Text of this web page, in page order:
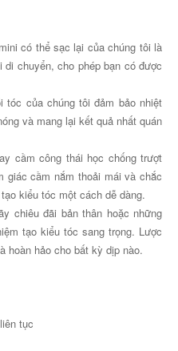
có thể sạc lại của chúng tôi là
chuyển, cho phép bạn có được
tóc của chúng tôi đảm bảo nhiệt
và mang lại kết quả nhất quán
cầm công thái học chống trượt
giác cầm nắm thoải mái và chắc
kiểu tóc một cách dễ dàng.
chiêu đãi bản thân hoặc những
tạo kiểu tóc sang trọng. Lược
hoàn hảo cho bất kỳ dịp nào.
tục